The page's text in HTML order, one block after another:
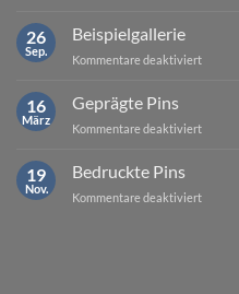
26
Sep.
Beispielgallerie
Kommentare deaktiviertfür
16
März
Geprägte Pins
Kommentare deaktiviertfür
19
Nov.
Bedruckte Pins
Kommentare deaktiviertfür